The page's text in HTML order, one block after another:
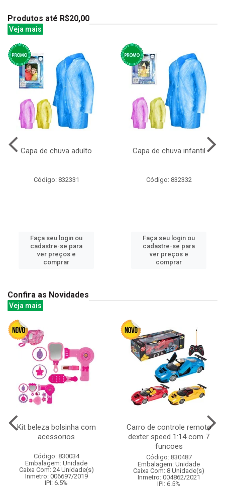
Produtos até R$20,00
Veja mais
Capa de chuva adulto
Código: 832331
Faça seu login ou
cadastre-se para
ver preços e
comprar
Capa de chuva infantil
Código: 832332
Faça seu login ou
cadastre-se para
ver preços e
comprar
Confira as Novidades
Veja mais
Kit beleza bolsinha com
acessorios
Código: 830034
Embalagem: Unidade
Caixa Com: 24 Unidade(s)
Inmetro: 006697/2019
IPI: 6.5%
Carro de controle remoto
dexter speed 1:14 com 7
funcoes
Código: 830487
Embalagem: Unidade
Caixa Com: 8 Unidade(s)
Inmetro: 004862/2021
IPI: 6.5%